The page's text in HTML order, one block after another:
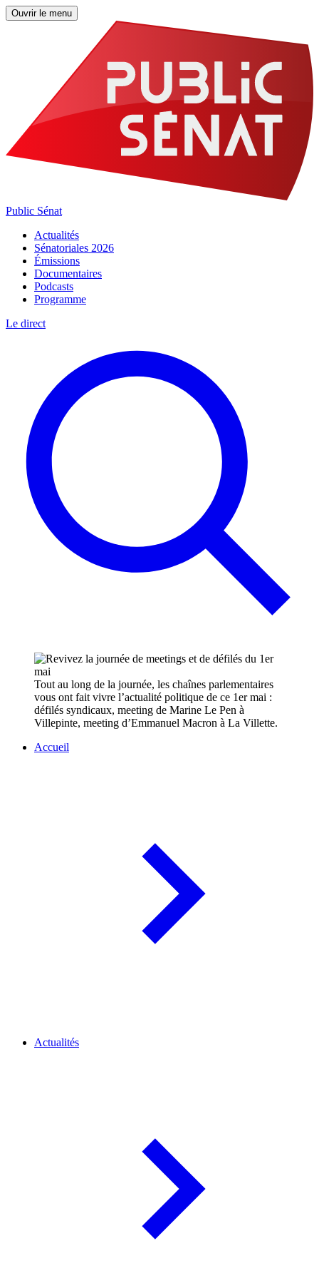
Ouvrir le menu
Public Sénat
Actualités
Sénatoriales 2026
Émissions
Documentaires
Podcasts
Programme
Le direct
Tout au long de la journée, les chaînes parlementaires
vous ont fait vivre l’actualité politique de ce 1er mai :
défilés syndicaux, meeting de Marine Le Pen à
Villepinte, meeting d’Emmanuel Macron à La Villette.
Accueil
Actualités